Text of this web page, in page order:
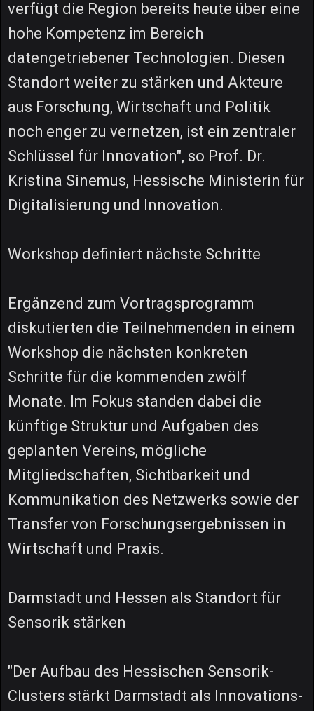
verfügt die Region bereits heute über eine
hohe Kompetenz im Bereich
datengetriebener Technologien. Diesen
Standort weiter zu stärken und Akteure
aus Forschung, Wirtschaft und Politik
noch enger zu vernetzen, ist ein zentraler
Schlüssel für Innovation", so Prof. Dr.
Kristina Sinemus, Hessische Ministerin für
Digitalisierung und Innovation.
Workshop definiert nächste Schritte
Ergänzend zum Vortragsprogramm
diskutierten die Teilnehmenden in einem
Workshop die nächsten konkreten
Schritte für die kommenden zwölf
Monate. Im Fokus standen dabei die
künftige Struktur und Aufgaben des
geplanten Vereins, mögliche
Mitgliedschaften, Sichtbarkeit und
Kommunikation des Netzwerks sowie der
Transfer von Forschungsergebnissen in
Wirtschaft und Praxis.
Darmstadt und Hessen als Standort für
Sensorik stärken
"Der Aufbau des Hessischen Sensorik-
Clusters stärkt Darmstadt als Innovations-